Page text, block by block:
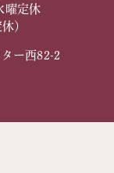
曜定休
）
ー西82-2